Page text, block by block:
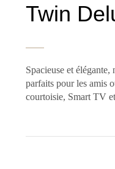
Twin
Spacieuse et
parfaits pour les amis
courtoisie, Smart TV